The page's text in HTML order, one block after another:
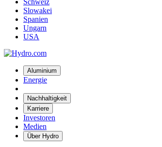
Schweiz
Slowakei
Spanien
Ungarn
USA
Aluminium
Energie
Nachhaltigkeit
Karriere
Investoren
Medien
Über Hydro